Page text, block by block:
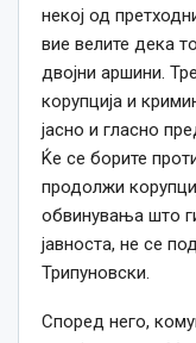
некој од
вие велите дека
двојни аршини.
корупција и
јасно и гласно
Ќе се борите
продолжи
обвинувања што
јавноста, не се
Трипуновски.
Според него,